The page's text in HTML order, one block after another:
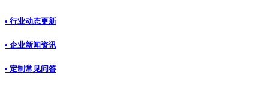
• 行业动态更新
• 企业新闻资讯
• 定制常见问答